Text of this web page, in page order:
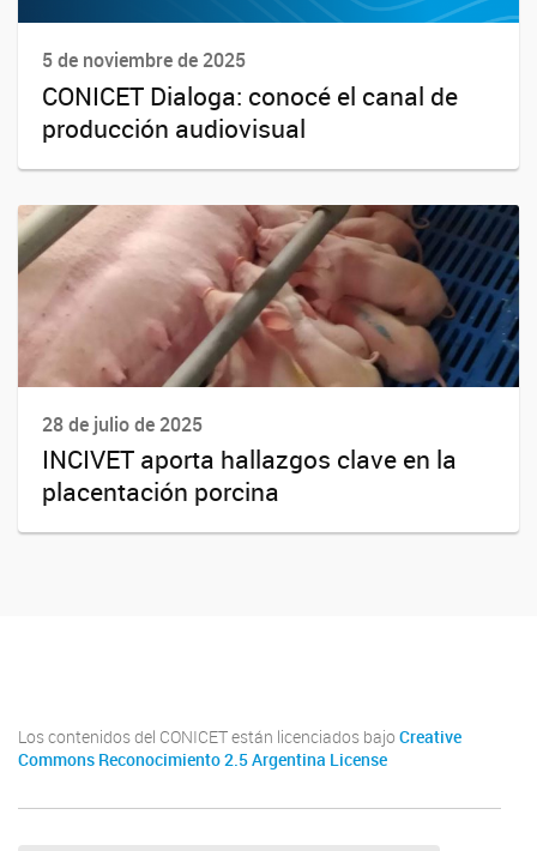
5 de noviembre de 2025
CONICET Dialoga: conocé el canal de
producción audiovisual
28 de julio de 2025
INCIVET aporta hallazgos clave en la
placentación porcina
Los contenidos del CONICET están licenciados bajo Creative
Commons Reconocimiento 2.5 Argentina License